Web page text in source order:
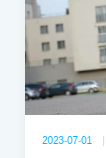
2023-07-01